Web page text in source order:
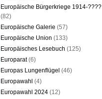
Europäische Bürgerkriege 1914-????
(82)
Europäische Galerie (57)
Europäische Union (133)
Europäisches Lesebuch (125)
Europarat(6)
Europas Lungenflügel (46)
Europawahl (4)
Europawahl 2024 (12)